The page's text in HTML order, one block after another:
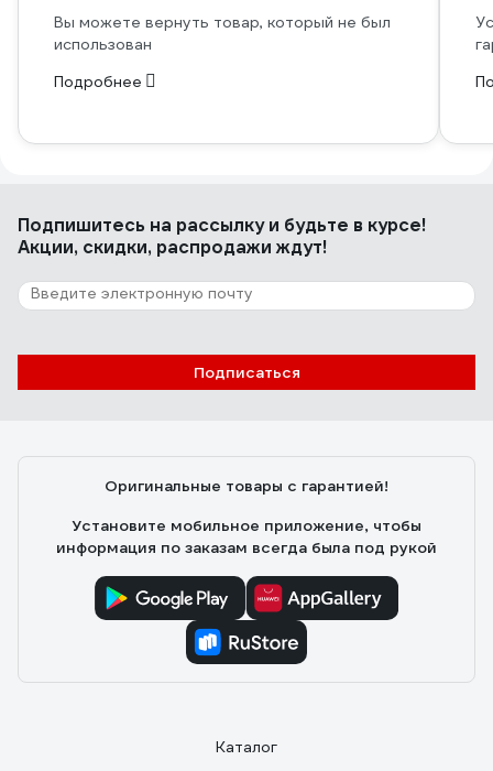
Вы можете вернуть товар, который не был
использован
Подробнее
Подпишитесь на рассылкуи будьте в курсе!
Акции, скидки, распродажи ждут!
Подписаться
Оригинальные товары с гарантией!
Установите мобильное приложение, чтобы
информация по заказам всегда была под рукой
Каталог